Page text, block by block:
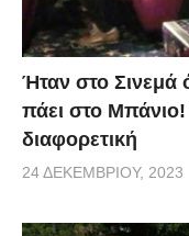
Ήταν στο Σινεμά
πάει στο
διαφορετική
24 ΔΕΚΕΜΒΡΊΟΥ, 2023